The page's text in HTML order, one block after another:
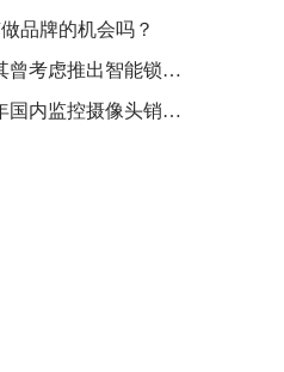
品牌的机会吗？
苹果专利暗示其曾考虑推出智能锁产品，配合 Home 简化体验
洛图科技：明年国内监控摄像头销量有望继续增长 10.4%，达 2569 万台